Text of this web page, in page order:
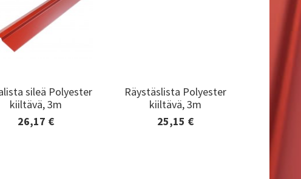
sileä Polyester
kiiltävä, 3m
26,17 €
sileä Polyester
kiiltävä, 3m
Lisätiedot ja
Räystäslista Polyester
kiiltävä, 3m
25,15 €
Räystäslista Polyester
kiiltävä, 3m
Lisätiedot ja